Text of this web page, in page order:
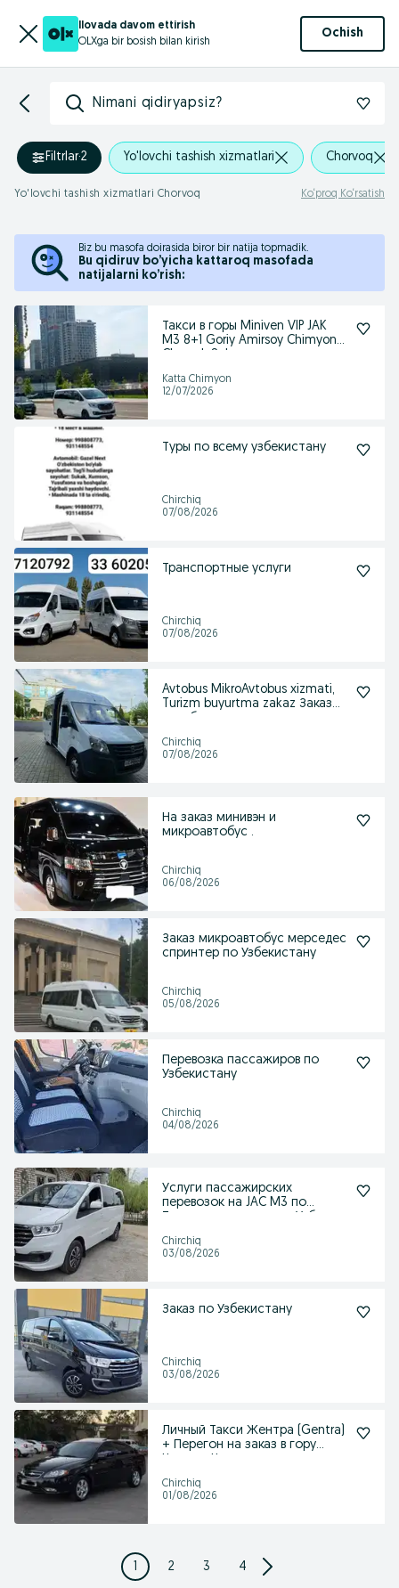
Ilovada davom ettirish
OLXga bir bosish bilan kirish
Ochish
Nimani qidiryapsiz?
Filtrlar·2 Yo'lovchi tashish xizmatlari Chorvoq
Yo'lovchi tashish xizmatlari Chorvoq Ko‘proq Ko‘rsatish
Biz bu masofa doirasida biror bir natija topmadik.
Bu qidiruv bo’yicha kattaroq masofada
natijalarni ko’rish:
Такси в горы Miniven VIP JAK
M3 8+1 Goriy Amirsoy Chimyon
Katta Chimyon
12/07/2026
Туры по всему узбекистану
Chirchiq
07/08/2026
Транспортные услуги
Chirchiq
07/08/2026
Avtobus MikroAvtobus xizmati,
Turizm buyurtma zakaz Заказ
Chirchiq
07/08/2026
На заказ минивэн и
микроавтобус .
Chirchiq
06/08/2026
Заказ микроавтобус мерседес
спринтер по Узбекистану
Chirchiq
05/08/2026
Перевозка пассажиров по
Узбекистану
Chirchiq
04/08/2026
Услуги пассажирских
перевозок на JAC M3 по
Chirchiq
03/08/2026
Заказ по Узбекистану
Chirchiq
03/08/2026
Личный Такси Жентра (Gentra)
+ Перегон на заказ в гору
Chirchiq
01/08/2026
1 2 3 4